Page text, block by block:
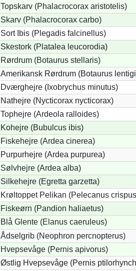
Topskarv (Phalacrocorax aristotelis)
Skarv (Phalacrocorax carbo)
Sort Ibis (Plegadis falcinellus)
Skestork (Platalea leucorodia)
Rørdrum (Botaurus stellaris)
Amerikansk Rørdrum (Botaurus
Dværghejre (Ixobrychus minutus)
Nathejre (Nycticorax nycticorax)
Tophejre (Ardeola ralloides)
Kohejre (Bubulcus ibis)
Fiskehejre (Ardea cinerea)
Purpurhejre (Ardea purpurea)
Sølvhejre (Ardea alba)
Silkehejre (Egretta garzetta)
Krøltoppet Pelikan (Pelecanus
Fiskeørn (Pandion haliaetus)
Blå Glente (Elanus caeruleus)
Ådselgrib (Neophron percnopterus)
Hvepsevåge (Pernis apivorus)
Østlig Hvepsevåge (Pernis